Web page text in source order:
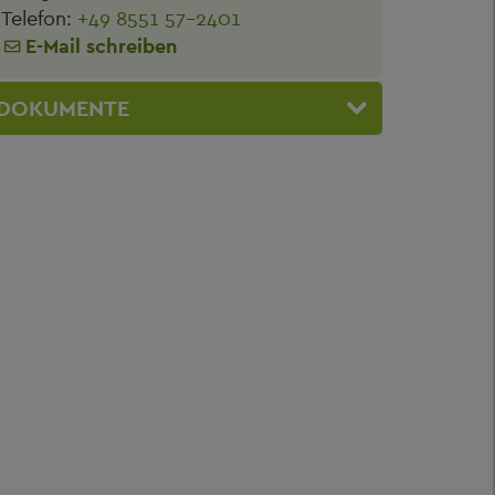
Telefon: +49 8551 57-2401
E-Mail schreiben